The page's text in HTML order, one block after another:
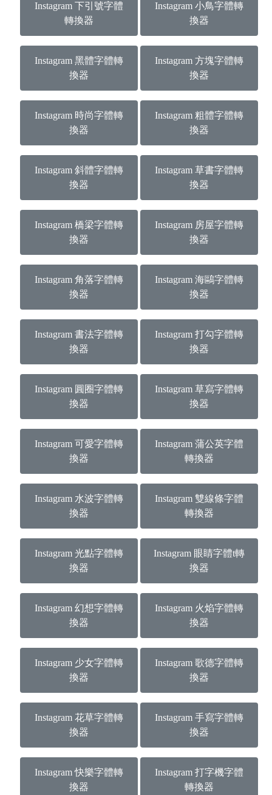
Instagram 下引號字體
轉換器
Instagram 小鳥字體轉
換器
Instagram 黑體字體轉
換器
Instagram 方塊字體轉
換器
Instagram 時尚字體轉
換器
Instagram 粗體字體轉
換器
Instagram 斜體字體轉
換器
Instagram 草書字體轉
換器
Instagram 橋梁字體轉
換器
Instagram 房屋字體轉
換器
Instagram 角落字體轉
換器
Instagram 海鷗字體轉
換器
Instagram 書法字體轉
換器
Instagram 打勾字體轉
換器
Instagram 圓圈字體轉
換器
Instagram 草寫字體轉
換器
Instagram 可愛字體轉
換器
Instagram 蒲公英字體
轉換器
Instagram 水波字體轉
換器
Instagram 雙線條字體
轉換器
Instagram 光點字體轉
換器
Instagram 眼睛字體t轉
換器
Instagram 幻想字體轉
換器
Instagram 火焰字體轉
換器
Instagram 少女字體轉
換器
Instagram 歌德字體轉
換器
Instagram 花草字體轉
換器
Instagram 手寫字體轉
換器
Instagram 快樂字體轉
換器
Instagram 打字機字體
轉換器